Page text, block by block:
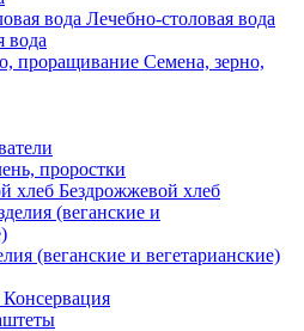
Лечебно-столовая вода
вода
Семена, зерно,
проростки
Бездрожжевой хлеб
(веганские и вегетарианские)
Консервация